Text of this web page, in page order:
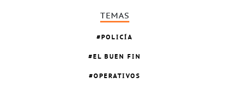
TEMAS
POLICÍA
EL BUEN FIN
OPERATIVOS